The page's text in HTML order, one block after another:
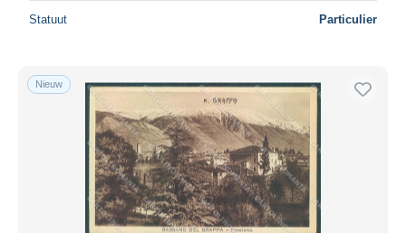
Statuut Particulier
Nieuw